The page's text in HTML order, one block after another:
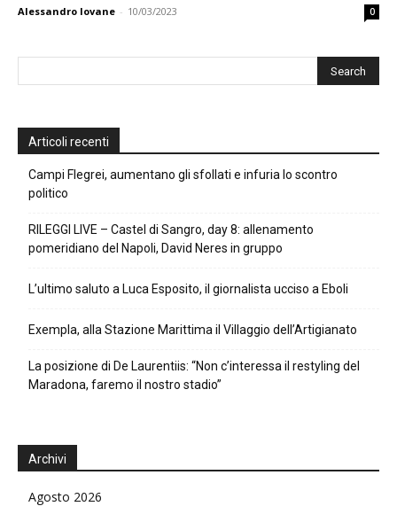
Alessandro Iovane - 10/03/2023 0
Articoli recenti
Campi Flegrei, aumentano gli sfollati e infuria lo scontro
politico
RILEGGI LIVE – Castel di Sangro, day 8: allenamento
pomeridiano del Napoli, David Neres in gruppo
L’ultimo saluto a Luca Esposito, il giornalista ucciso a Eboli
Exempla, alla Stazione Marittima il Villaggio dell’Artigianato
La posizione di De Laurentiis: “Non c’interessa il restyling del
Maradona, faremo il nostro stadio”
Archivi
Agosto 2026